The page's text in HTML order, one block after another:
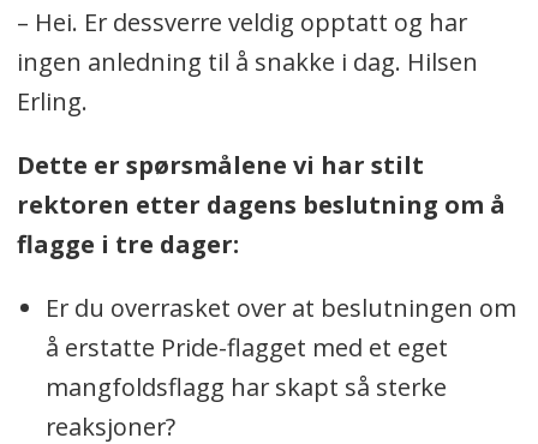
– Hei. Er dessverre veldig opptatt og har
ingen anledning til å snakke i dag. Hilsen
Erling.
Dette er spørsmålene vi har stilt
rektoren etter dagens beslutning om å
flagge i tre dager:
Er du overrasket over at beslutningen om
å erstatte Pride-flagget med et eget
mangfoldsflagg har skapt så sterke
reaksjoner?